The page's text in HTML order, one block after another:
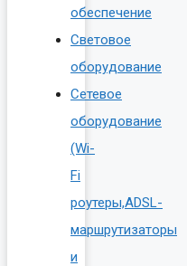
обеспечение
Световое
оборудование
Сетевое
оборудование
(Wi-
Fi
роутеры,ADSL-
маршрутизаторы
и